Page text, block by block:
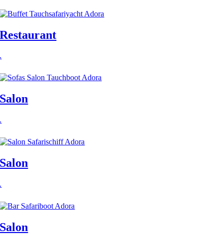
Restaurant
.
Salon
.
Salon
.
Salon